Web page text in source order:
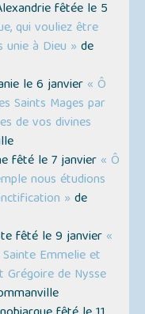
fêtée le 5
qui vouliez être
à Dieu » de
le 6 janvier « Ô
Saints Mages par
de vos divines
fêté le 7 janvier « Ô
nous étudions
» de
fêté le 9 janvier «
Emmelie et
Grégoire de Nysse